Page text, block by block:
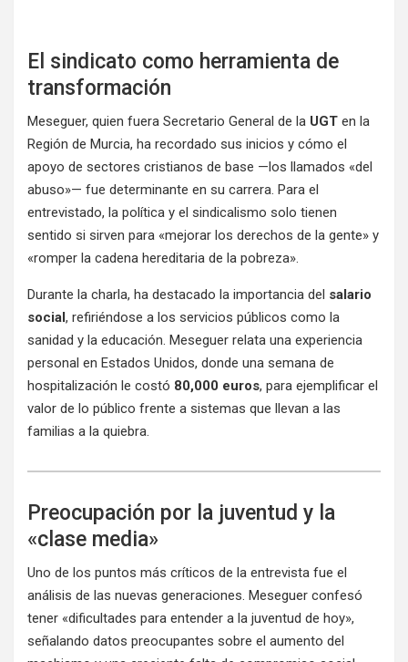
El sindicato como herramienta de
transformación
Meseguer, quien fuera Secretario General de la UGT en la
Región de Murcia, ha recordado sus inicios y cómo el
apoyo de sectores cristianos de base —los llamados «del
abuso»— fue determinante en su carrera. Para el
entrevistado, la política y el sindicalismo solo tienen
sentido si sirven para «mejorar los derechos de la gente» y
«romper la cadena hereditaria de la pobreza».
Durante la charla, ha destacado la importancia del salario
social, refiriéndose a los servicios públicos como la
sanidad y la educación. Meseguer relata una experiencia
personal en Estados Unidos, donde una semana de
hospitalización le costó 80,000 euros, para ejemplificar el
valor de lo público frente a sistemas que llevan a las
familias a la quiebra.
Preocupación por la juventud y la
«clase media»
Uno de los puntos más críticos de la entrevista fue el
análisis de las nuevas generaciones. Meseguer confesó
tener «dificultades para entender a la juventud de hoy»,
señalando datos preocupantes sobre el aumento del